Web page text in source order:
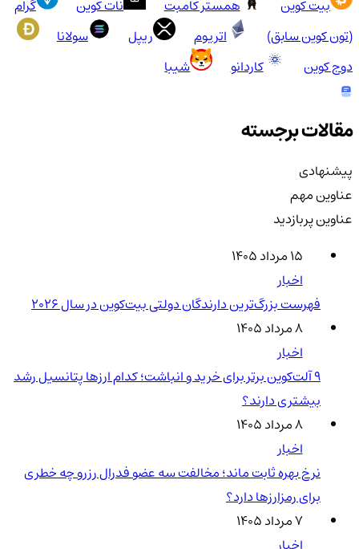
بیت کوین
همستر کامبت نات کوین
گرام
(تون کوین سابق)
اتریوم ریپل
سولانا
دوج کوین
کاردانو شیبا
مقالات برجسته
پیشنهادی
عناوین مهم
عناوین پربازدید
۱۵ مرداد ۱۴۰۵
اخبار
فهرست بزرگ‌ترین دارندگان دولتی بیت‌کوین در سال 2026
۸ مرداد ۱۴۰۵
اخبار
۹ آلت‌کوین برتر برای خرید و انباشت؛ کدام ارزها پتانسیل رشد
بیشتری دارند؟
۸ مرداد ۱۴۰۵
اخبار
نرخ بهره ثابت ماند؛ مخالفت سه عضو فدرال رزرو چه خطری
برای رمزارزها دارد؟
۷ مرداد ۱۴۰۵